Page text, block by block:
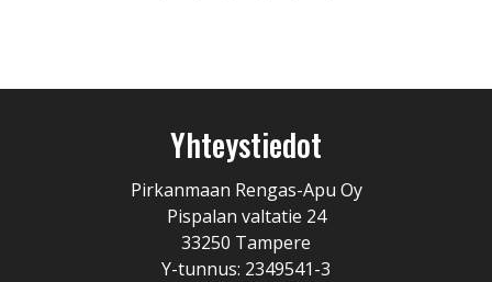
Yhteystiedot
Pirkanmaan Rengas-Apu Oy
Pispalan valtatie 24
33250 Tampere
Y-tunnus: 2349541-3